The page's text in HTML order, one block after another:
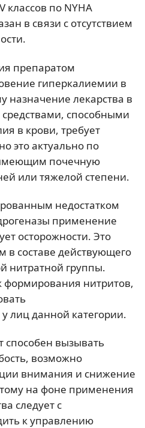
классов по NYHA
в связи с отсутствием
препаратом
гиперкалиемии в
назначение лекарства в
способными
в крови, требует
это актуально по
почечную
или тяжелой степени.
недостатком
применение
осторожности. Это
в составе действующего
нитратной группы.
формирования нитритов,
у лиц данной категории.
способен вызывать
возможно
внимания и снижение
на фоне применения
следует с
к управлению